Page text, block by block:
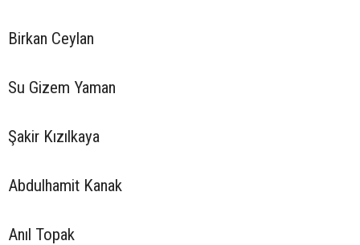
Birkan Ceylan
Su Gizem Yaman
Şakir Kızılkaya
Abdulhamit Kanak
Anıl Topak